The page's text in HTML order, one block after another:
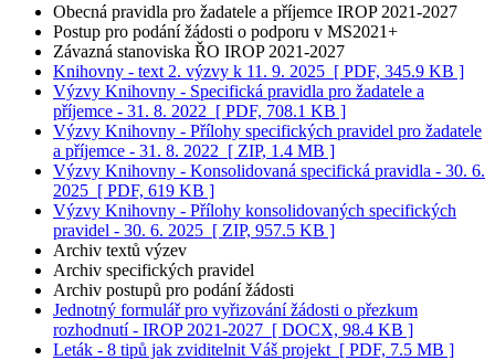
Obecná pravidla pro žadatele a příjemce IROP 2021-2027
Postup pro podání žádosti o podporu v MS2021+
Závazná stanoviska ŘO IROP 2021-2027
Knihovny - text 2. výzvy k 11. 9. 2025 [ PDF, 345.9 KB ]
Výzvy Knihovny - Specifická pravidla pro žadatele a
příjemce - 31. 8. 2022 [ PDF, 708.1 KB ]
Výzvy Knihovny - Přílohy specifických pravidel pro žadatele
a příjemce - 31. 8. 2022 [ ZIP, 1.4 MB ]
Výzvy Knihovny - Konsolidovaná specifická pravidla - 30. 6.
2025 [ PDF, 619 KB ]
Výzvy Knihovny - Přílohy konsolidovaných specifických
pravidel - 30. 6. 2025 [ ZIP, 957.5 KB ]
Archiv textů výzev
Archiv specifických pravidel
Archiv postupů pro podání žádosti
Jednotný formulář pro vyřizování žádosti o přezkum
rozhodnutí - IROP 2021-2027 [ DOCX, 98.4 KB ]
Leták - 8 tipů jak zviditelnit Váš projekt [ PDF, 7.5 MB ]